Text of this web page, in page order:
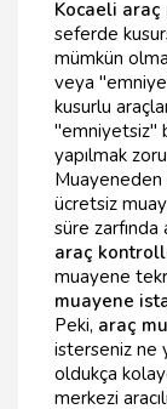
Kocaeli araç
seferde
mümkün
veya
kusurlu
"emniyetsiz"
yapılmak
ücretsiz
süre zarfında
araç
muayene
muayene
Peki, araç
isterseniz ne
oldukça
merkezi